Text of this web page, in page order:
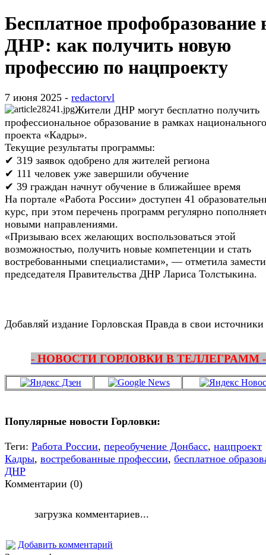
Бесплатное профобразование
ДНР: как получить новую
профессию по нацпроекту
7 июня 2025 - redactorvl
Жители ДНР могут бесплатно получить
профессиональное образование в рамках национального
проекта «Кадры».
Текущие результаты программы:
✔ 319 заявок одобрено для жителей региона
✔ 111 человек уже завершили обучение
✔ 39 граждан начнут обучение в ближайшее время
На портале «Работа России» доступен 41
курс, при этом перечень программ регулярно
новыми направлениями.
«Призываю всех желающих воспользоваться этой
возможностью, получить новые компетенции и стать
востребованными специалистами», — отметила
председателя Правительства ДНР Лариса Толстыкина.
Добавляй издание Горловская Правда в свои источники
- НОВОСТИ ГОРЛОВКИ В ТЕЛЛЕГРАММ -
Популярные новости Горловки:
Теги: Работа России, переобучение Донбасс, нацпроект
Кадры, востребованные профессии, бесплатное
ДНР
Комментарии (0)
загрузка комментариев...
Добавить комментарий